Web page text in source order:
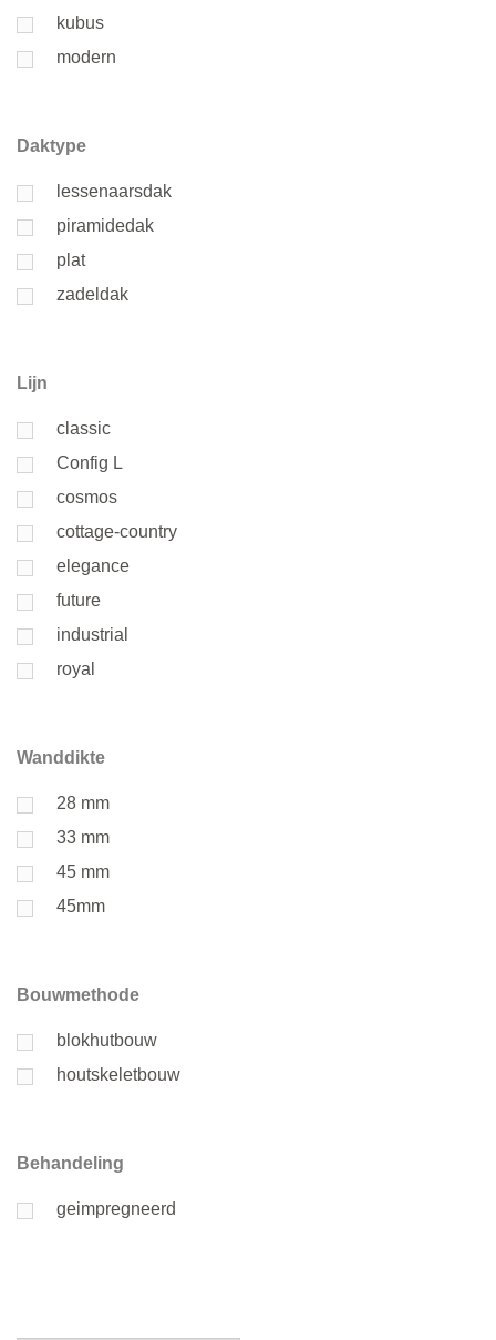
kubus
modern
Daktype
lessenaarsdak
piramidedak
plat
zadeldak
Lijn
classic
Config L
cosmos
cottage-country
elegance
future
industrial
royal
Wanddikte
28 mm
33 mm
45 mm
45mm
Bouwmethode
blokhutbouw
houtskeletbouw
Behandeling
geimpregneerd